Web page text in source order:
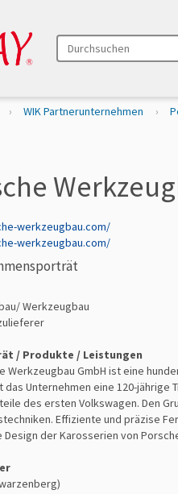
Durchsuchen
Erweiterte Suche…
WIK Partnerunternehmen
werkzeugbau.com/
werkzeugbau.com/
Werkzeugbau
/ Produkte / Leistungen
Werkzeugbau GmbH ist eine
das Unternehmen eine 120-
des ersten Volkswagen. Den
Effiziente und präzise
Design der Karosserien von